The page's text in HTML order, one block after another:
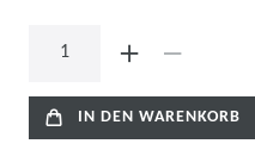
IN DEN WARENKORB